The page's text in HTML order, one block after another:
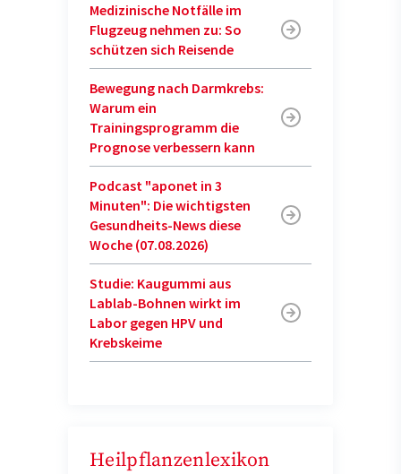
Medizinische Notfälle im
Flugzeug nehmen zu: So
schützen sich Reisende
Bewegung nach Darmkrebs:
Warum ein
Trainingsprogramm die
Prognose verbessern kann
Podcast "aponet in 3
Minuten": Die wichtigsten
Gesundheits-News diese
Woche (07.08.2026)
Studie: Kaugummi aus
Lablab-Bohnen wirkt im
Labor gegen HPV und
Krebskeime
Heilpflanzenlexikon